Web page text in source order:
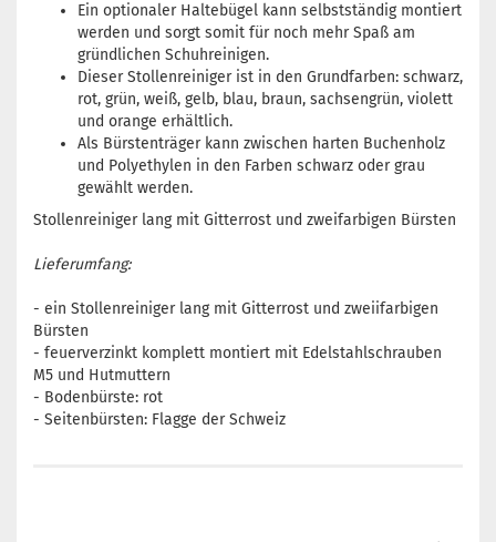
Ein optionaler Haltebügel kann selbstständig montiert
werden und sorgt somit für noch mehr Spaß am
gründlichen Schuhreinigen.
Dieser Stollenreiniger ist in den Grundfarben: schwarz,
rot, grün, weiß, gelb, blau, braun, sachsengrün, violett
und orange erhältlich.
Als Bürstenträger kann zwischen harten Buchenholz
und Polyethylen in den Farben schwarz oder grau
gewählt werden.
Stollenreiniger lang mit Gitterrost und zweifarbigen Bürsten
Lieferumfang:
- ein Stollenreiniger lang mit Gitterrost und zweiifarbigen
Bürsten
- feuerverzinkt komplett montiert mit Edelstahlschrauben
M5 und Hutmuttern
- Bodenbürste: rot
- Seitenbürsten: Flagge der Schweiz